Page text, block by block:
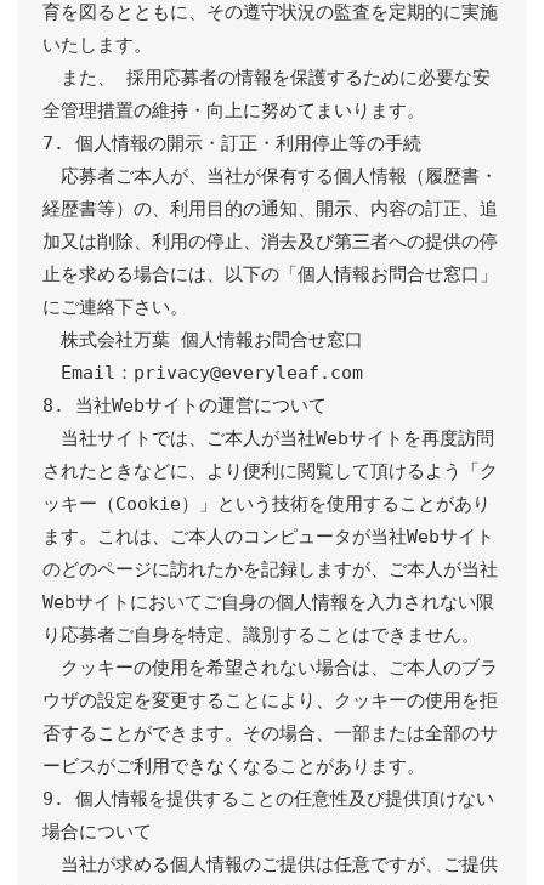
育を図るとともに、その遵守状況の監査を定期的に実施
いたします。
また、 採用応募者の情報を保護するために必要な安
全管理措置の維持・向上に努めてまいります。
7. 個人情報の開示・訂正・利用停止等の手続
応募者ご本人が、当社が保有する個人情報（履歴書・
経歴書等）の、利用目的の通知、開示、内容の訂正、追
加又は削除、利用の停止、消去及び第三者への提供の停
止を求める場合には、以下の「個人情報お問合せ窓口」
にご連絡下さい。
株式会社万葉 個人情報お問合せ窓口
Email：privacy@everyleaf.com
8. 当社Webサイトの運営について
当社サイトでは、ご本人が当社Webサイトを再度訪問
されたときなどに、より便利に閲覧して頂けるよう「ク
ッキー（Cookie）」という技術を使用することがあり
ます。これは、ご本人のコンピュータが当社Webサイト
のどのページに訪れたかを記録しますが、ご本人が当社
Webサイトにおいてご自身の個人情報を入力されない限
り応募者ご自身を特定、識別することはできません。
クッキーの使用を希望されない場合は、ご本人のブラ
ウザの設定を変更することにより、クッキーの使用を拒
否することができます。その場合、一部または全部のサ
ービスがご利用できなくなることがあります。
9. 個人情報を提供することの任意性及び提供頂けない
場合について
当社が求める個人情報のご提供は任意ですが、ご提供